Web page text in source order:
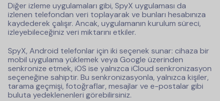
Diğer izleme uygulamaları gibi, SpyX uygulaması da
izlenen telefondan veri toplayarak ve bunları hesabınıza
kaydederek çalışır. Ancak, uygulamanın kurulum süreci,
izleyebileceğiniz veri miktarını etkiler.
SpyX, Android telefonlar için iki seçenek sunar: cihaza bir
mobil uygulama yüklemek veya Google üzerinden
senkronize etmek, iOS ise yalnızca iCloud senkronizasyon
seçeneğine sahiptir. Bu senkronizasyonla, yalnızca kişiler,
tarama geçmişi, fotoğraflar, mesajlar ve e-postalar gibi
buluta yedeklenenleri görebilirsiniz.